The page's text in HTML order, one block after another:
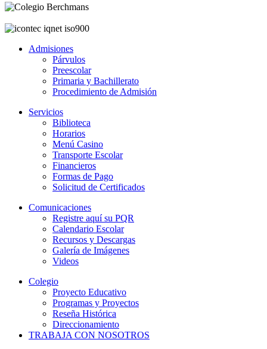
Admisiones
Párvulos
Preescolar
Primaria y Bachillerato
Procedimiento de Admisión
Servicios
Biblioteca
Horarios
Menú Casino
Transporte Escolar
Financieros
Formas de Pago
Solicitud de Certificados
Comunicaciones
Registre aquí su PQR
Calendario Escolar
Recursos y Descargas
Galería de Imágenes
Videos
Colegio
Proyecto Educativo
Programas y Proyectos
Reseña Histórica
Direccionamiento
TRABAJA CON NOSOTROS